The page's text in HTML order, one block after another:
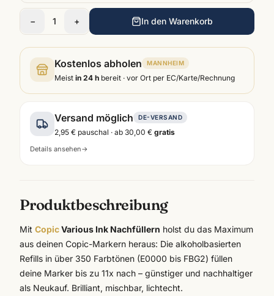
− 1 + In den Warenkorb
Kostenlos abholen MANNHEIM
Meist in 24 h bereit · vor Ort per EC/Karte/Rechnung
Versand möglich DE-VERSAND
2,95 € pauschal · ab 30,00 € gratis
Details ansehen→
Produktbeschreibung
Mit CopicVarious Ink Nachfüllern holst du das Maximum
aus deinen Copic-Markern heraus: Die alkoholbasierten
Refills in über 350 Farbtönen (E0000 bis FBG2) füllen
deine Marker bis zu 11x nach – günstiger und nachhaltiger
als Neukauf. Brilliant, mischbar, lichtecht.